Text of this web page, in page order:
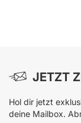
JETZT
Hol dir jetzt
deine Mailbox.